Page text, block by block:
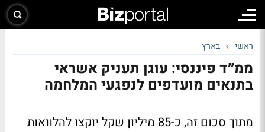
ראשי בארץ
ממ״ד פיננסי: עוגן תעניק אשראי
בתנאים מועדפים לנפגעי המלחמה
מתוך סכום זה, כ-85 מיליון שקל יוקצו להלוואות